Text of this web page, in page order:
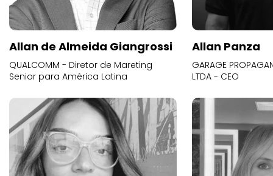
Allan de Almeida Giangrossi
QUALCOMM - Diretor de Mareting
Senior para América Latina
Allan Panza
GARAGE
LTDA - CEO